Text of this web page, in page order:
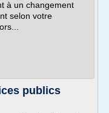
à un changement
selon votre
publics